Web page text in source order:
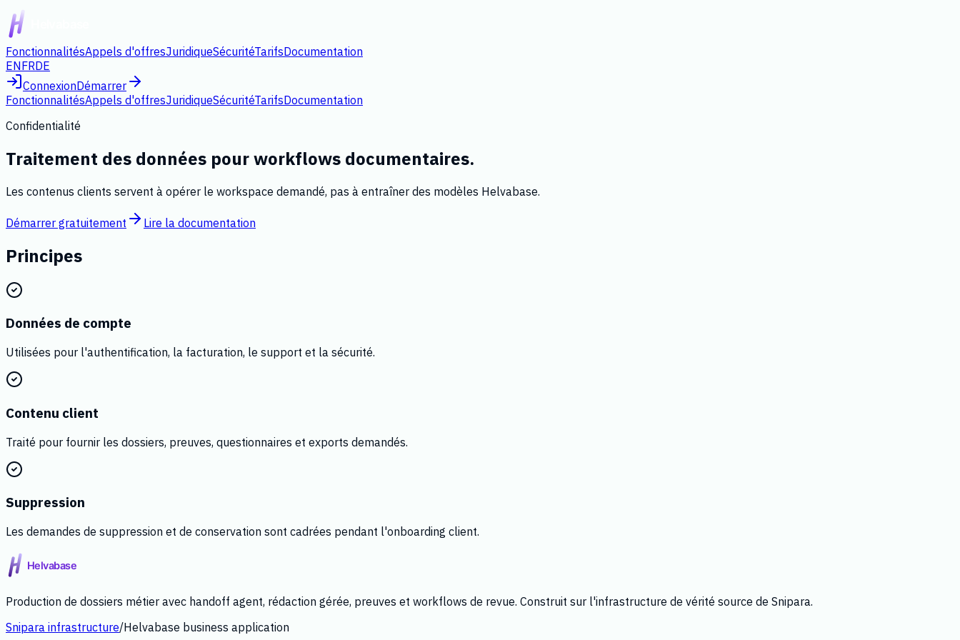
FonctionnalitésAppels d'offresJuridiqueSécuritéTarifsDocumentation
ENFRDE
ConnexionDémarrer
FonctionnalitésAppels d'offresJuridiqueSécuritéTarifsDocumentation
Confidentialité
Traitement des données pour workflows documentaires.
Les contenus clients servent à opérer le workspace demandé, pas à entraîner des modèles Helvabase.
Démarrer gratuitement Lire la documentation
Principes
Données de compte
Utilisées pour l'authentification, la facturation, le support et la sécurité.
Contenu client
Traité pour fournir les dossiers, preuves, questionnaires et exports demandés.
Suppression
Les demandes de suppression et de conservation sont cadrées pendant l'onboarding client.
Production de dossiers métier avec handoff agent, rédaction gérée, preuves et workflows de revue. Construit sur l'infrastructure de vérité source de Snipara.
Snipara infrastructure/Helvabase business application